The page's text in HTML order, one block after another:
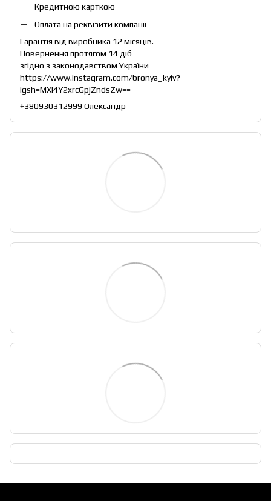
Кредитною карткою
Оплата на реквізити компанії
Гарантія від виробника 12 місяців.
Повернення протягом 14 діб
згідно з законодавством України
https://www.instagram.com/bronya_kyiv?
igsh=MXI4Y2xrcGpjZndsZw==
+380930312999 Олександр